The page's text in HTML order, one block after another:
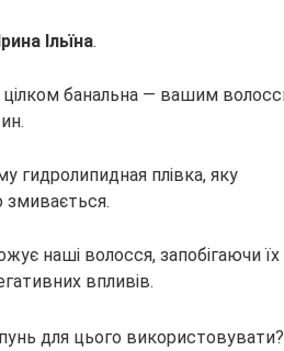
Ільїна.
цілком банальна — вашим
гидролипидная плівка, яку
змивається.
наші волосся, запобігаючи їх
впливів.
для цього використовувати?